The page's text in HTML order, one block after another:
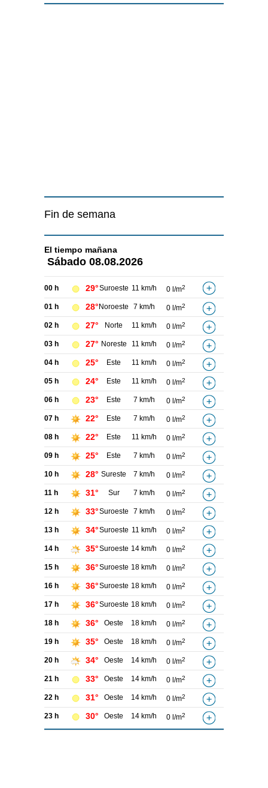
Fin de semana
El tiempo mañana
Sábado 08.08.2026
00 h 29°Suroeste 11 km/h 0 l/m2
01 h 28° Noroeste 7 km/h 0 l/m2
02 h 27° Norte 11 km/h 0 l/m2
03 h 27° Noreste 11 km/h 0 l/m2
04 h 25° Este 11 km/h 0 l/m2
05 h 24° Este 11 km/h 0 l/m2
06 h 23° Este 7 km/h 0 l/m2
07 h 22° Este 7 km/h 0 l/m2
08 h 22° Este 11 km/h 0 l/m2
09 h 25° Este 7 km/h 0 l/m2
10 h 28° Sureste 7 km/h 0 l/m2
11 h 31° Sur 7 km/h 0 l/m2
12 h 33°Suroeste 7 km/h 0 l/m2
13 h 34°Suroeste 11 km/h 0 l/m2
14 h 35°Suroeste 14 km/h 0 l/m2
15 h 36°Suroeste 18 km/h 0 l/m2
16 h 36°Suroeste 18 km/h 0 l/m2
17 h 36°Suroeste 18 km/h 0 l/m2
18 h 36° Oeste 18 km/h 0 l/m2
19 h 35° Oeste 18 km/h 0 l/m2
20 h 34° Oeste 14 km/h 0 l/m2
21 h 33° Oeste 14 km/h 0 l/m2
22 h 31° Oeste 14 km/h 0 l/m2
23 h 30° Oeste 14 km/h 0 l/m2